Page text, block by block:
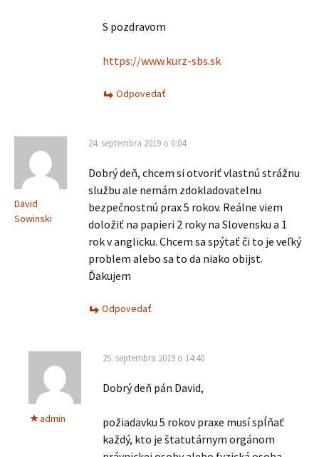
S pozdravom
https://www.kurz-sbs.sk
Odpovedať
David
Sowinski
24. septembra 2019 o 0:04
Dobrý deň, chcem si otvoriť vlastnú strážnu
službu ale nemám zdokladovatelnu
bezpečnostnú prax 5 rokov. Reálne viem
doložiť na papieri 2 roky na Slovensku a 1
rok v anglicku. Chcem sa spýtať či to je veľký
problem alebo sa to da niako obijst.
Ďakujem
Odpovedať
admin
25. septembra 2019 o 14:40
Dobrý deň pán David,
požiadavku 5 rokov praxe musí spĺňať
každý, kto je štatutárnym orgánom